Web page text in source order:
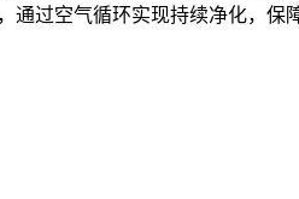
过空气循环实现持续净化，保